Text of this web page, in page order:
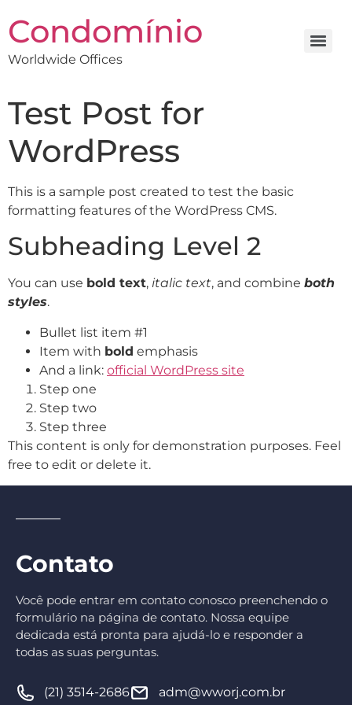
Condomínio
Worldwide Offices
Test Post for
WordPress
This is a sample post created to test the basic
formatting features of the WordPress CMS.
Subheading Level 2
You can use bold text, italic text, and combine both
styles.
Bullet list item #1
Item with bold emphasis
And a link: official WordPress site
Step one
Step two
Step three
This content is only for demonstration purposes. Feel
free to edit or delete it.
Contato
Você pode entrar em contato conosco preenchendo o
formulário na página de contato. Nossa equipe
dedicada está pronta para ajudá-lo e responder a
todas as suas perguntas.
(21) 3514-2686 adm@wworj.com.br